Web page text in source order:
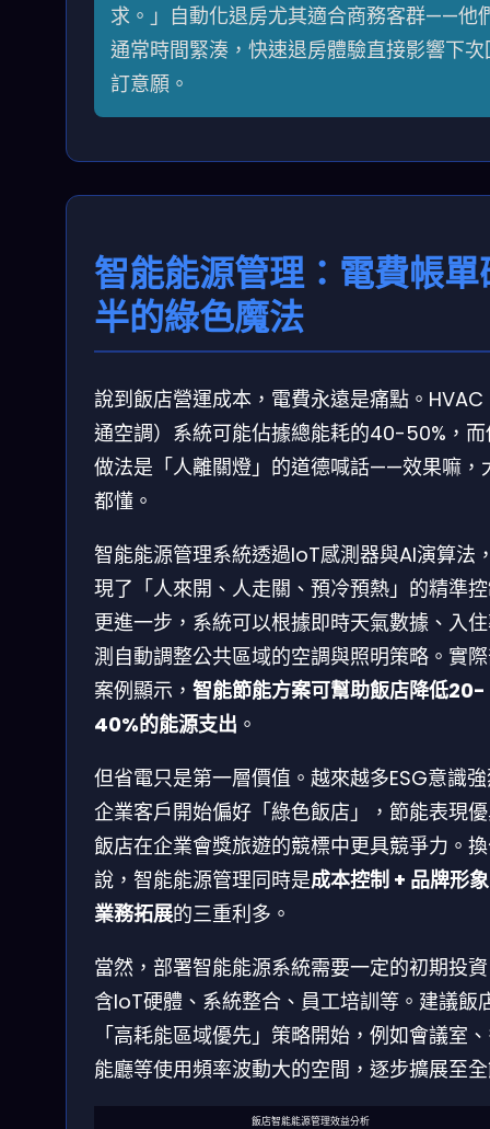
求。」自動化退房尤其適合商務客群——他
通常時間緊湊，快速退房體驗直接影響下次
訂意願。
智能能源管理：電費帳單
半的綠色魔法
說到飯店營運成本，電費永遠是痛點。HVAC
通空調）系統可能佔據總能耗的40-50%，
做法是「人離關燈」的道德喊話——效果嘛，
都懂。
智能能源管理系統透過IoT感測器與AI演算法
現了「人來開、人走關、預冷預熱」的精準
更進一步，系統可以根據即時天氣數據、入
測自動調整公共區域的空調與照明策略。實
案例顯示， 智能節能方案可幫助飯店降低20-
40%的能源支出 。
但省電只是第一層價值。越來越多ESG意識
企業客戶開始偏好「綠色飯店」，節能表現
飯店在企業會獎旅遊的競標中更具競爭力。
說，智能能源管理同時是成本控制 + 品牌形
業務拓展的三重利多。
當然，部署智能能源系統需要一定的初期投
含IoT硬體、系統整合、員工培訓等。建議飯
「高耗能區域優先」策略開始，例如會議室
能廳等使用頻率波動大的空間，逐步擴展至
飯店智能能源管理效益分析